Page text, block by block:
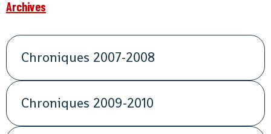
Archives
Chroniques 2007-2008
Chroniques 2009-2010